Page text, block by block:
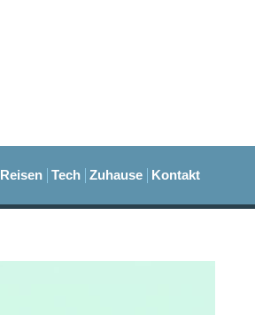
Reisen Tech Zuhause Kontakt